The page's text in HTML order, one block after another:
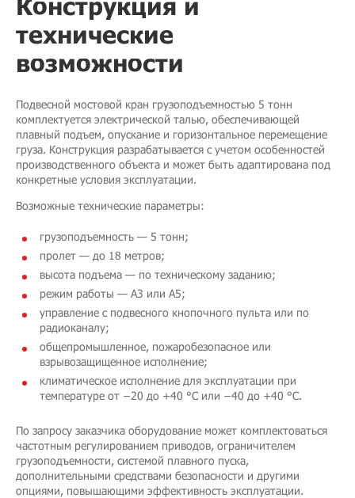
технические
возможности
Подвесной мостовой кран грузоподъемностью 5 тонн
комплектуется электрической талью, обеспечивающей
плавный подъем, опускание и горизонтальное перемещение
груза. Конструкция разрабатывается с учетом особенностей
производственного объекта и может быть адаптирована под
конкретные условия эксплуатации.
Возможные технические параметры:
грузоподъемность — 5 тонн;
пролет — до 18 метров;
высота подъема — по техническому заданию;
режим работы — А3 или А5;
управление с подвесного кнопочного пульта или по
радиоканалу;
общепромышленное, пожаробезопасное или
взрывозащищенное исполнение;
климатическое исполнение для эксплуатации при
температуре от −20 до +40 °C или −40 до +40 °C.
По запросу заказчика оборудование может комплектоваться
частотным регулированием приводов, ограничителем
грузоподъемности, системой плавного пуска,
дополнительными средствами безопасности и другими
опциями, повышающими эффективность эксплуатации.